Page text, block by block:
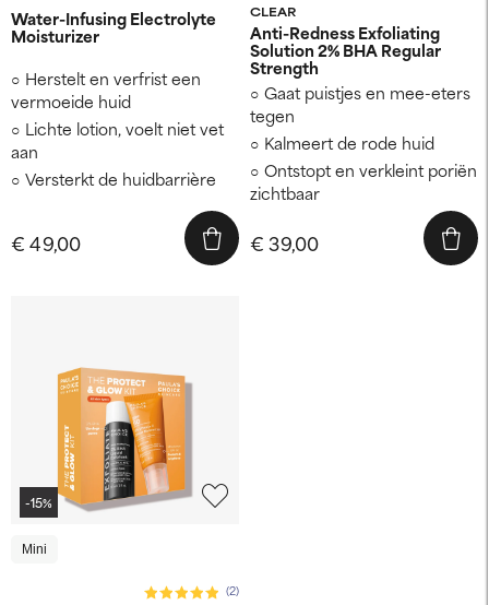
Water-Infusing Electrolyte
Moisturizer
Herstelt en verfrist een
vermoeide huid
Lichte lotion, voelt niet vet
aan
Versterkt de huidbarrière
€ 49,00
CLEAR
Anti-Redness Exfoliating
Solution 2% BHA Regular
Strength
Gaat puistjes en mee-eters
tegen
Kalmeert de rode huid
Ontstopt en verkleint poriën
zichtbaar
€ 39,00
-15%
Mini
(2)